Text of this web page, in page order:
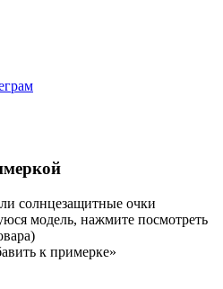
солнцезащитные очки
модель, нажмите посмотреть
к примерке»